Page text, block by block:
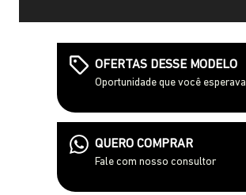
OFERTAS DESSE MODELO
Oportunidade que você esperava
QUERO COMPRAR
Fale com nosso consultor